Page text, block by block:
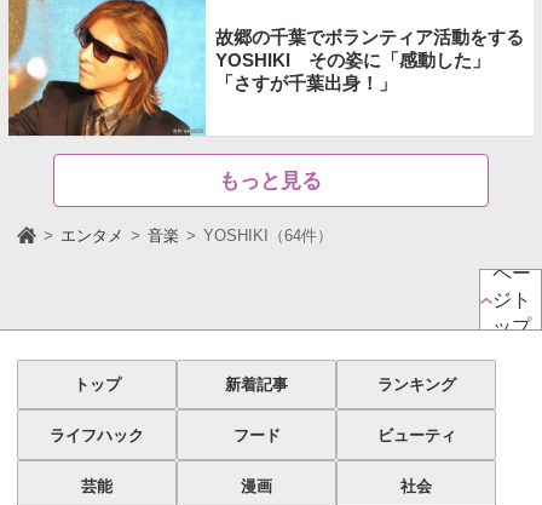
故郷の千葉でボランティア活動をする
YOSHIKI その姿に「感動した」
「さすが千葉出身！」
もっと見る
エンタメ 音楽 YOSHIKI（64件）
ペー
ジト
ップ
トップ 新着記事 ランキング
ライフハック フード ビューティ
芸能 漫画 社会